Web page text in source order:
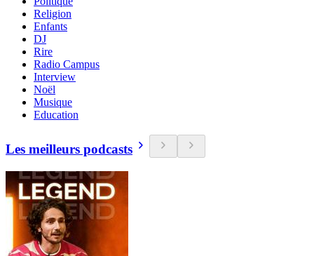
Religion
Enfants
DJ
Rire
Radio Campus
Interview
Noël
Musique
Education
Les meilleurs podcasts